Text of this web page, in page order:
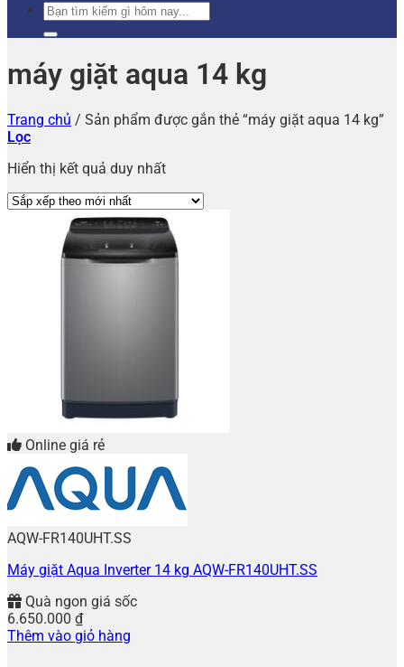
Tìm
kiếm:
máy giặt aqua 14 kg
Trang chủ / Sản phẩm được gắn thẻ “máy giặt aqua 14 kg”
Lọc
Hiển thị kết quả duy nhất
Online giá rẻ
AQW-FR140UHT.SS
Máy giặt Aqua Inverter 14 kg AQW-FR140UHT.SS
Quà ngon giá sốc
6.650.000 ₫
Thêm vào giỏ hàng